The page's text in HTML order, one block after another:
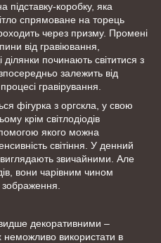
підставку-коробку, яка
спрямоване на торець
через призму. Промені
від гравіювання,
ділянки починають світитися з
залежить від
гравірування.
фігурка з оргскла, у свою
крім світлодіодів
якого можна
світіння. У денний
виглядають звичайними. Але
вони чарівним чином
декоративними –
неможливо використати в